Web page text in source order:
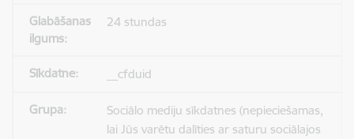
24 stundas
__cfduid
Sociālo mediju sīkdatnes (nepieciešamas,
lai Jūs varētu dalīties ar saturu sociālajos